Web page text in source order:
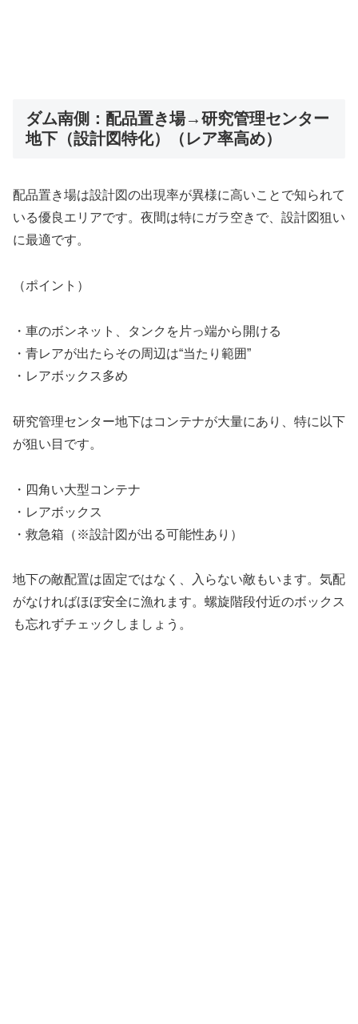
ダム南側：配品置き場→研究管理センター
地下（設計図特化）（レア率高め）
配品置き場は設計図の出現率が異様に高いことで知られて
いる優良エリアです。夜間は特にガラ空きで、設計図狙い
に最適です。
（ポイント）
・車のボンネット、タンクを片っ端から開ける
・青レアが出たらその周辺は“当たり範囲”
・レアボックス多め
研究管理センター地下はコンテナが大量にあり、特に以下
が狙い目です。
・四角い大型コンテナ
・レアボックス
・救急箱（※設計図が出る可能性あり）
地下の敵配置は固定ではなく、入らない敵もいます。気配
がなければほぼ安全に漁れます。螺旋階段付近のボックス
も忘れずチェックしましょう。